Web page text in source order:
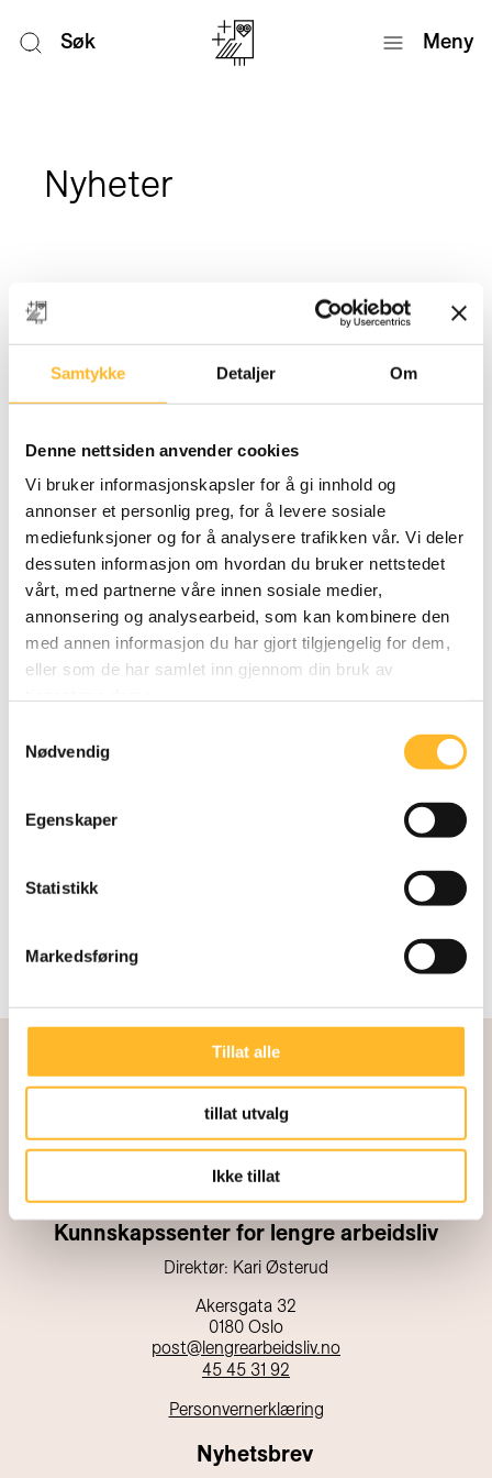
Samtykke Detaljer Om
Denne nettsiden anvender cookies
Vi bruker informasjonskapsler for å gi innhold og
annonser et personlig preg, for å levere sosiale
mediefunksjoner og for å analysere trafikken vår. Vi deler
dessuten informasjon om hvordan du bruker nettstedet
vårt, med partnerne våre innen sosiale medier,
annonsering og analysearbeid, som kan kombinere den
med annen informasjon du har gjort tilgjengelig for dem,
eller som de har samlet inn gjennom din bruk av
Nødvendig
Egenskaper
Statistikk
Markedsføring
Tillat alle
tillat utvalg
Ikke tillat
Søk Meny
Nyheter
IA-AVTALEN 13. JUN 2019
Målet om økt yrkesaktivitet for seniorer i IA-
avtalen ble nådd
NAV publiserte i går nye tall for sysselsetting
og pensjonering blant seniorer. Her fikk vi den
endelige bekreftelsen på at delmål 3 ble
innfridd i forrige IA-periode; forventet
yrkesaktivitet for personer over 50 år økte
med 1,1 årsverk fra 2009 til 2018.
Kunnskapssenter for lengre arbeidsliv
Direktør: Kari Østerud
Akersgata 32
0180 Oslo
post@lengrearbeidsliv.no
45 45 31 92
Personvernerklæring
Nyhetsbrev